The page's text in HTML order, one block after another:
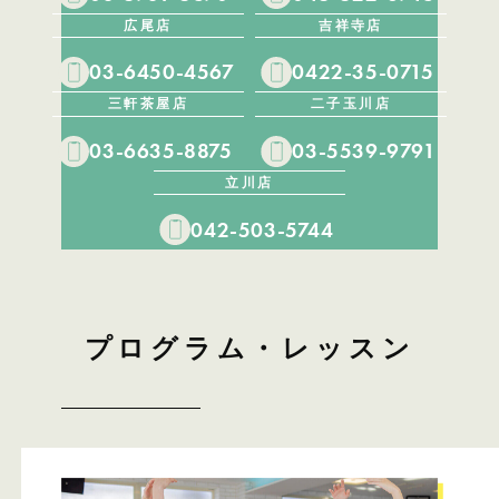
広尾店
03-6450-4567
吉祥寺店
0422-35-0715
三軒茶屋店
03-6635-8875
二子玉川店
03-5539-9791
立川店
042-503-5744
プログラム・レッスン